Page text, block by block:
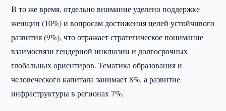
В то же время, отдельно внимание уделено поддержке
женщин (10%) и вопросам достижения целей устойчивого
развития (9%), что отражает стратегическое понимание
взаимосвязи гендерной инклюзии и долгосрочных
глобальных ориентиров. Тематика образования и
человеческого капитала занимает 8%, а развитие
инфраструктуры в регионах 7%.